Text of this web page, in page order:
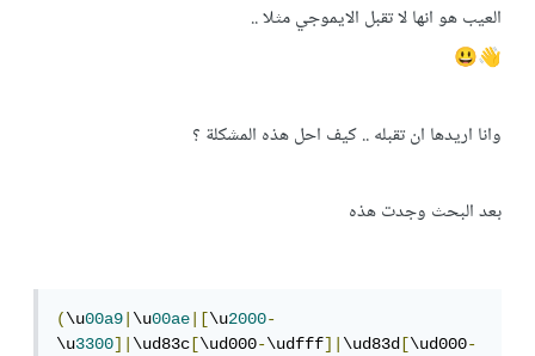
العيب هو انها لا تقبل الايموجي مثلا ..
👋
😃
وانا اريدها ان تقبله .. كيف احل هذه المشكلة ؟
بعد البحث وجدت هذه
(\u00a9 |\u00ae |[\u2000-
\u3300]|\ud83c [\ud000-\udfff]|\ud83d [\ud000-